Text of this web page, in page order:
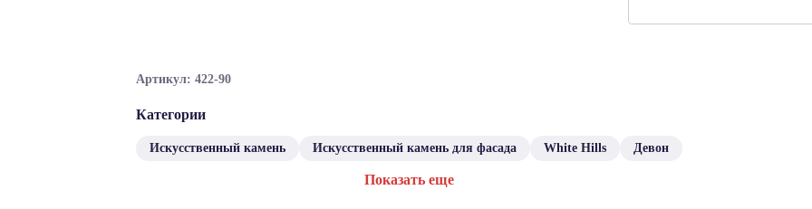
Артикул: 422-90
Категории
Искусственный камень Искусственный камень для фасада White Hills Девон
Показать еще